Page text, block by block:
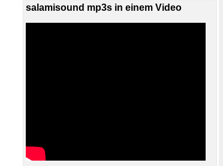
salamisound mp3s in einem Video